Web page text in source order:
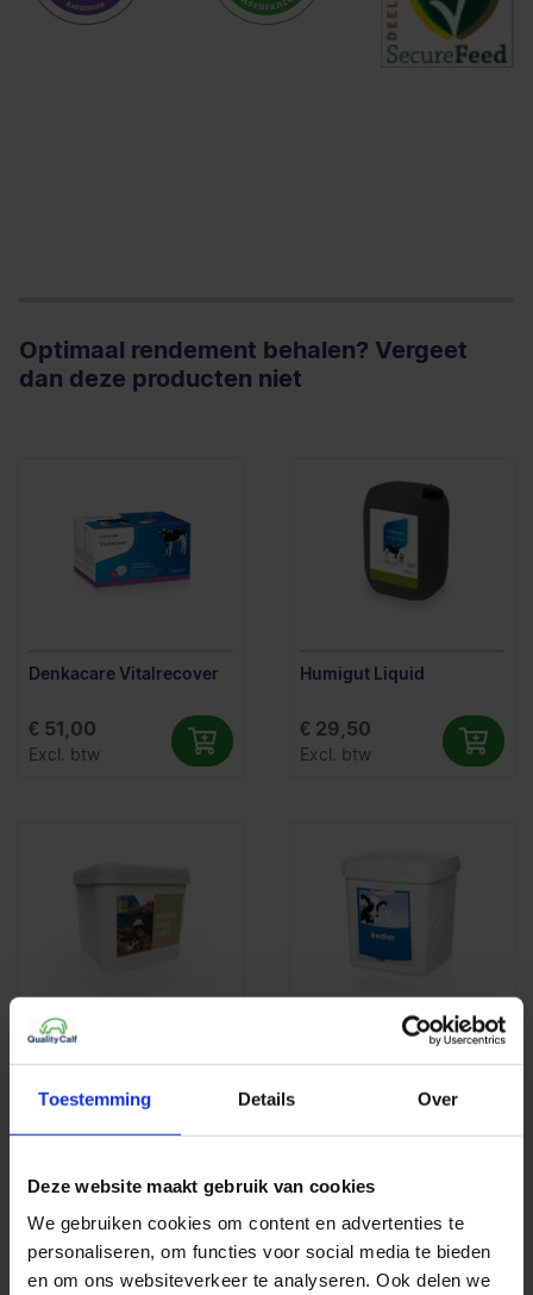
Toestemming Details Over
Deze website maakt gebruik van cookies
We gebruiken cookies om content en advertenties te
personaliseren, om functies voor social media te bieden
en om ons websiteverkeer te analyseren. Ook delen we
Optimaal rendement behalen? Vergeet
dan deze producten niet
Denkacare Vitalrecover
€ 51,00
Excl. btw
Humigut Liquid
€ 29,50
Excl. btw
Phom Norway Energy
Drink – Natural Quick
€ 79,50 € 59,05